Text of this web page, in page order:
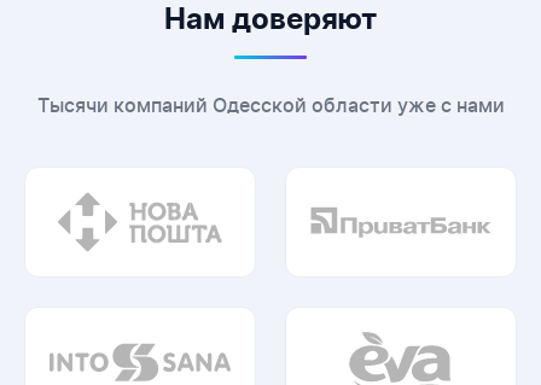
Нам доверяют
Тысячи компаний Одесской области уже с нами